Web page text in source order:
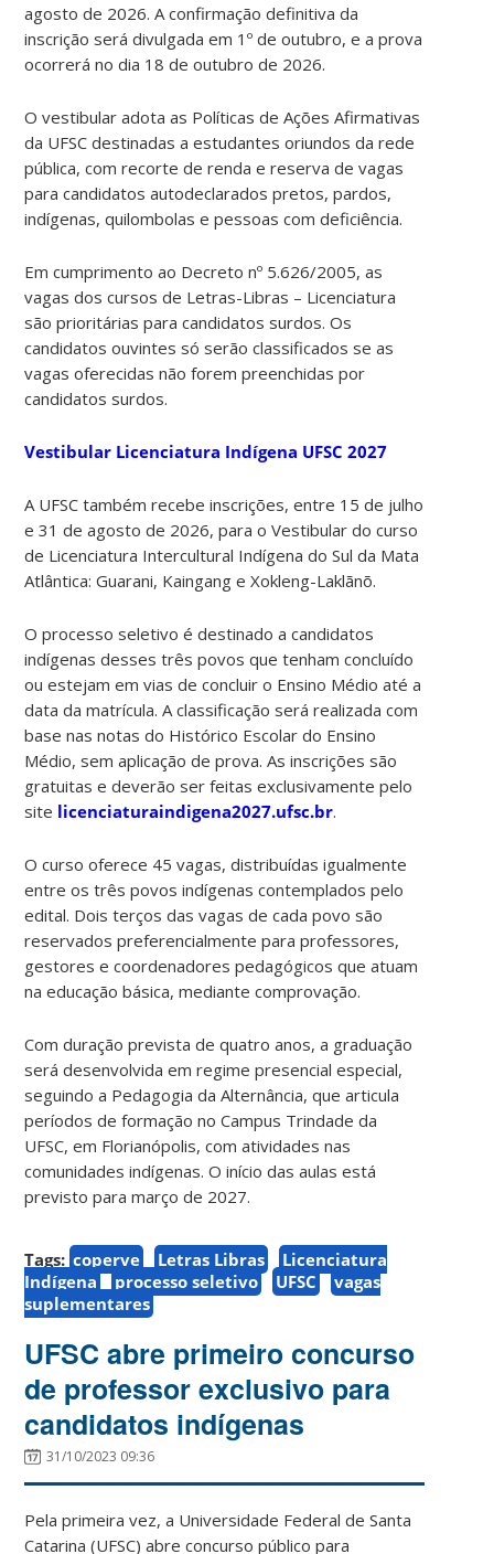
agosto de 2026. A confirmação definitiva da
inscrição será divulgada em 1º de outubro, e a prova
ocorrerá no dia 18 de outubro de 2026.
O vestibular adota as Políticas de Ações Afirmativas
da UFSC destinadas a estudantes oriundos da rede
pública, com recorte de renda e reserva de vagas
para candidatos autodeclarados pretos, pardos,
indígenas, quilombolas e pessoas com deficiência.
Em cumprimento ao Decreto nº 5.626/2005, as
vagas dos cursos de Letras-Libras – Licenciatura
são prioritárias para candidatos surdos. Os
candidatos ouvintes só serão classificados se as
vagas oferecidas não forem preenchidas por
candidatos surdos.
Vestibular Licenciatura Indígena UFSC 2027
A UFSC também recebe inscrições, entre 15 de julho
e 31 de agosto de 2026, para o Vestibular do curso
de Licenciatura Intercultural Indígena do Sul da Mata
Atlântica: Guarani, Kaingang e Xokleng-Laklãnõ.
O processo seletivo é destinado a candidatos
indígenas desses três povos que tenham concluído
ou estejam em vias de concluir o Ensino Médio até a
data da matrícula. A classificação será realizada com
base nas notas do Histórico Escolar do Ensino
Médio, sem aplicação de prova. As inscrições são
gratuitas e deverão ser feitas exclusivamente pelo
site licenciaturaindigena2027.ufsc.br.
O curso oferece 45 vagas, distribuídas igualmente
entre os três povos indígenas contemplados pelo
edital. Dois terços das vagas de cada povo são
reservados preferencialmente para professores,
gestores e coordenadores pedagógicos que atuam
na educação básica, mediante comprovação.
Com duração prevista de quatro anos, a graduação
será desenvolvida em regime presencial especial,
seguindo a Pedagogia da Alternância, que articula
períodos de formação no Campus Trindade da
UFSC, em Florianópolis, com atividades nas
comunidades indígenas. O início das aulas está
previsto para março de 2027.
Tags: coperve Letras Libras
Licenciatura
Indígena
processo seletivo UFSC
vagas
suplementares
UFSC abre primeiro concurso
de professor exclusivo para
candidatos indígenas
31/10/2023 09:36
Pela primeira vez, a Universidade Federal de Santa
Catarina (UFSC) abre concurso público para